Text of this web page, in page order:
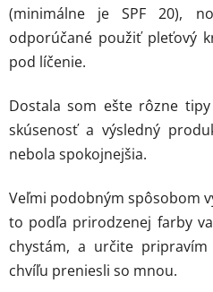
(minimálne je SPF 20),
odporúčané použiť pleťový
pod líčenie.
Dostala som ešte rôzne
skúsenosť a výsledný
nebola spokojnejšia.
Veľmi podobným spôsobom
to podľa prirodzenej farby
chystám, a určite
chvíľu preniesli so mnou.